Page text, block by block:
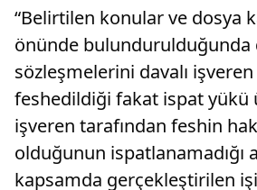
“Belirtilen konular ve dosya
önünde bulundurulduğunda
sözleşmelerini davalı
feshedildiği fakat ispat yükü
işveren tarafından feshin
olduğunun ispatlanamadığı
kapsamda gerçekleştirilen